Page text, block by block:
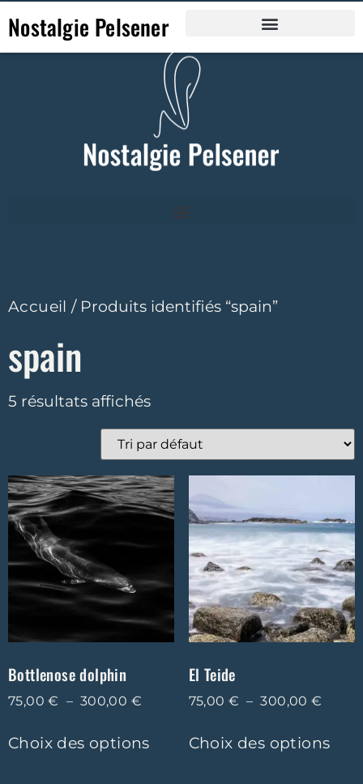
Nostalgie Pelsener
Accueil / Produits identifiés “spain”
spain
5 résultats affichés
Bottlenose dolphin
75,00€ – 300,00 €
Choix des options
El Teide
75,00 € – 300,00€
Choix des options